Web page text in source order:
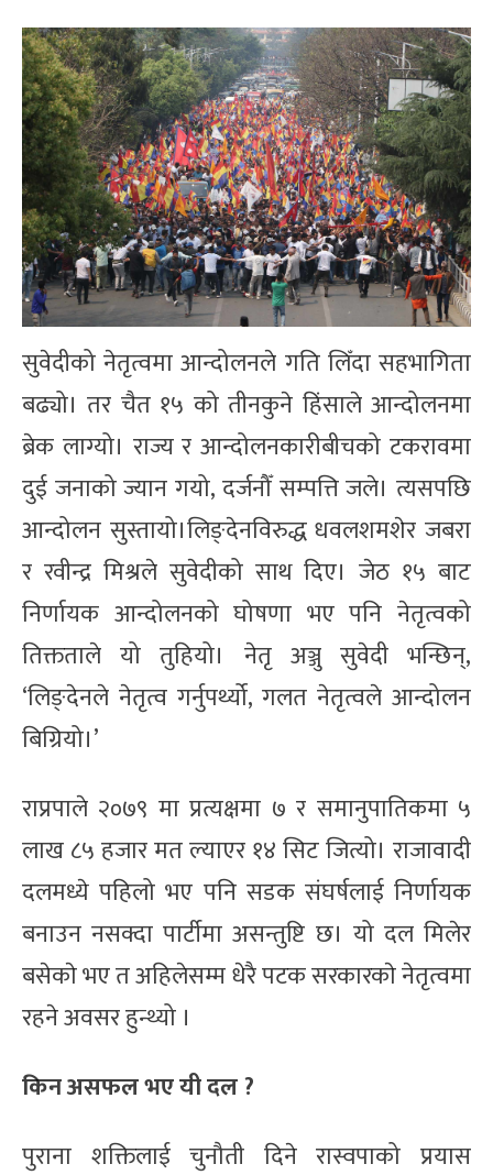
सुवेदीको नेतृत्वमा आन्दोलनले गति लिँदा सहभागिता
बढ्यो। तर चैत १५ को तीनकुने हिंसाले आन्दोलनमा
ब्रेक लाग्यो। राज्य र आन्दोलनकारीबीचको टकरावमा
दुई जनाको ज्यान गयो, दर्जनौँ सम्पत्ति जले। त्यसपछि
आन्दोलन सुस्तायो।लिङ्देनविरुद्ध धवलशमशेर जबरा
र रवीन्द्र मिश्रले सुवेदीको साथ दिए। जेठ १५ बाट
निर्णायक आन्दोलनको घोषणा भए पनि नेतृत्वको
तिक्तताले यो तुहियो। नेतृ अञ्जु सुवेदी भन्छिन्,
‘लिङ्देनले नेतृत्व गर्नुपर्थ्यो, गलत नेतृत्वले आन्दोलन
बिग्रियो।’
राप्रपाले २०७९ मा प्रत्यक्षमा ७ र समानुपातिकमा ५
लाख ८५ हजार मत ल्याएर १४ सिट जित्यो। राजावादी
दलमध्ये पहिलो भए पनि सडक संघर्षलाई निर्णायक
बनाउन नसक्दा पार्टीमा असन्तुष्टि छ। यो दल मिलेर
बसेकाे भए त अहिलेसम्म धेरै पटक सरकारकाे नेतृत्वमा
रहने अवसर हुन्थ्यो ।
किन असफल भए यी दल ?
पुराना शक्तिलाई चुनौती दिने रास्वपाको प्रयास